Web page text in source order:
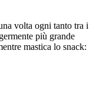
volta ogni tanto tra i
più grande
mastica lo snack: